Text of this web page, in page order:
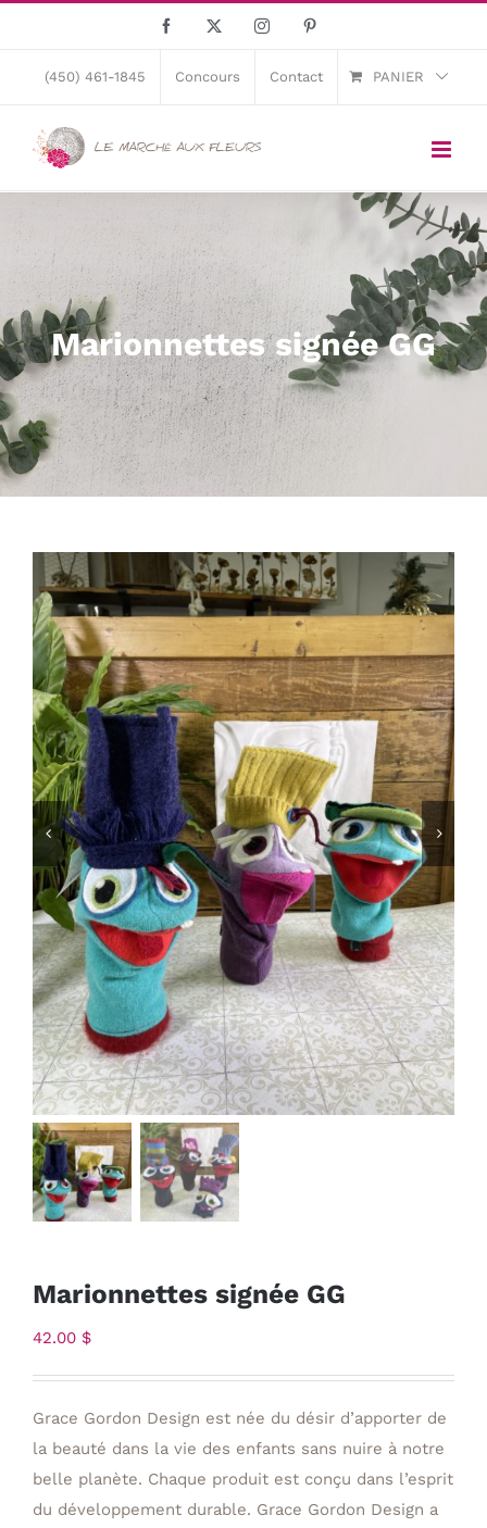
content
Facebook Instagram
(450) 461-1845 Concours Contact PANIER
Marionnettes signée GG
Marionnettes signée GG
42.00 $
Grace Gordon Design est née du désir d’apporter de
la beauté dans la vie des enfants sans nuire à notre
belle planète. Chaque produit est conçu dans l’esprit
du développement durable. Grace Gordon Design a